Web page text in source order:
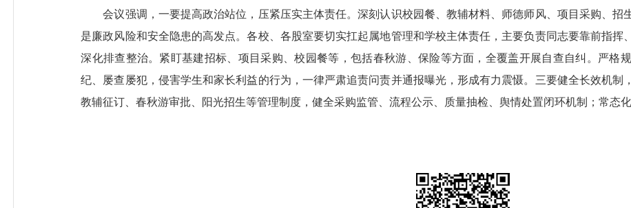
会议强调，一要提高政治站位，压紧压实主体责任。深刻认识校园餐、教辅材料、师德师风、项目采购、招
是廉政风险和安全隐患的高发点。各校、各股室要切实扛起属地管理和学校主体责任，主要负责同志要靠前指挥
深化排查整治。紧盯基建招标、项目采购、校园餐等，包括春秋游、保险等方面，全覆盖开展自查自纠。严格
纪、屡查屡犯，侵害学生和家长利益的行为，一律严肃追责问责并通报曝光，形成有力震慑。三要健全长效机制
教辅征订、春秋游审批、阳光招生等管理制度，健全采购监管、流程公示、质量抽检、舆情处置闭环机制；常态